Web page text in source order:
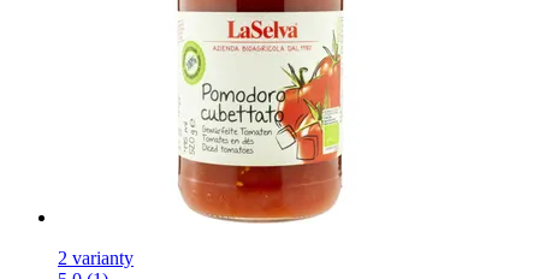
2 varianty